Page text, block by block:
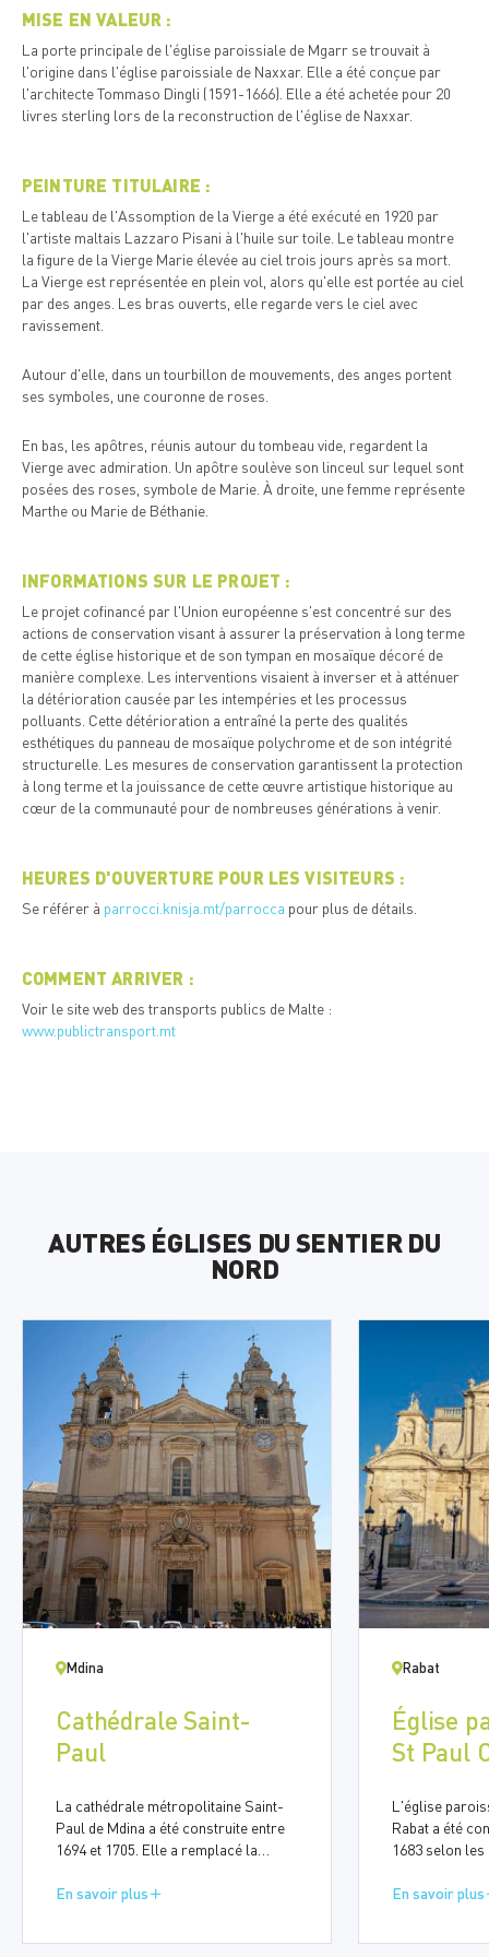
MISE EN VALEUR :
La porte principale de l'église paroissiale de Mgarr se trouvait à
l'origine dans l'église paroissiale de Naxxar. Elle a été conçue par
l'architecte Tommaso Dingli (1591-1666). Elle a été achetée pour 20
livres sterling lors de la reconstruction de l'église de Naxxar.
PEINTURE TITULAIRE :
Le tableau de l'Assomption de la Vierge a été exécuté en 1920 par
l'artiste maltais Lazzaro Pisani à l'huile sur toile. Le tableau montre
la figure de la Vierge Marie élevée au ciel trois jours après sa mort.
La Vierge est représentée en plein vol, alors qu'elle est portée au ciel
par des anges. Les bras ouverts, elle regarde vers le ciel avec
ravissement.
Autour d'elle, dans un tourbillon de mouvements, des anges portent
ses symboles, une couronne de roses.
En bas, les apôtres, réunis autour du tombeau vide, regardent la
Vierge avec admiration. Un apôtre soulève son linceul sur lequel sont
posées des roses, symbole de Marie. À droite, une femme représente
Marthe ou Marie de Béthanie.
INFORMATIONS SUR LE PROJET :
Le projet cofinancé par l'Union européenne s'est concentré sur des
actions de conservation visant à assurer la préservation à long terme
de cette église historique et de son tympan en mosaïque décoré de
manière complexe. Les interventions visaient à inverser et à atténuer
la détérioration causée par les intempéries et les processus
polluants. Cette détérioration a entraîné la perte des qualités
esthétiques du panneau de mosaïque polychrome et de son intégrité
structurelle. Les mesures de conservation garantissent la protection
à long terme et la jouissance de cette œuvre artistique historique au
cœur de la communauté pour de nombreuses générations à venir.
HEURES D'OUVERTURE POUR LES VISITEURS :
Se référer à parrocci.knisja.mt/parrocca pour plus de détails.
COMMENT ARRIVER :
Voir le site web des transports publics de Malte :
www.publictransport.mt
AUTRES ÉGLISES DU SENTIER DU
NORD
Mdina
Cathédrale Saint-
Paul
La cathédrale métropolitaine Saint-
Paul de Mdina a été construite entre
1694 et 1705. Elle a remplacé la
tremblement de terre de 1693 qui a
En savoir plus
Rabat
Église
St Paul
L'église
Rabat a été
1683 selon
1677) et,
En savoir plus